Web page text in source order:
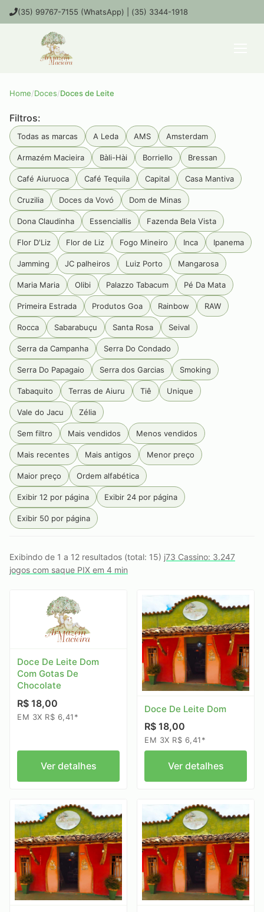
(35) 99767-7155 (WhatsApp) | (35) 3344-1918
Home/Doces/Doces de Leite
Filtros:
Todas as marcas A Leda AMS Amsterdam
Armazém Macieira Bàli-Hài Borriello Bressan
Café Aiuruoca Café Tequila Capital Casa Mantiva
Cruzilia Doces da Vovó Dom de Minas
Dona Claudinha Essenciallis Fazenda Bela Vista
Flor D'Liz Flor de Liz Fogo Mineiro Inca Ipanema
Jamming JC palheiros Luiz Porto Mangarosa
Maria Maria Olibi Palazzo Tabacum Pé Da Mata
Primeira Estrada Produtos Goa Rainbow RAW
Rocca Sabarabuçu Santa Rosa Seival
Serra da Campanha Serra Do Condado
Serra Do Papagaio Serra dos Garcias Smoking
Tabaquito Terras de Aiuru Tiê Unique
Vale do Jacu Zélia
Sem filtro Mais vendidos Menos vendidos
Mais recentes Mais antigos Menor preço
Maior preço Ordem alfabética
Exibir 12 por página Exibir 24 por página
Exibir 50 por página
Exibindo de 1 a 12 resultados (total: 15) j73 Cassino: 3.247
jogos com saque PIX em 4 min
Doce De Leite Dom
Com Gotas De
Chocolate
R$ 18,00
EM 3X R$ 6,41*
Ver detalhes
Doce De Leite Dom
R$ 18,00
EM 3X R$ 6,41*
Ver detalhes